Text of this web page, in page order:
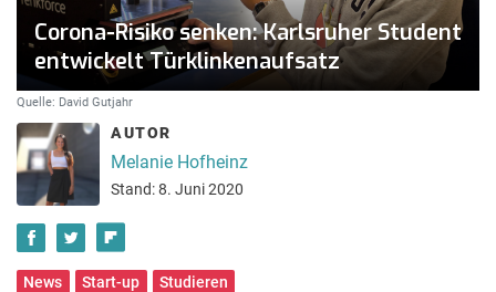
Corona-Risiko senken: Karlsruher Student
entwickelt Türklinkenaufsatz
Quelle: David Gutjahr
AUTOR
Melanie Hofheinz
Stand: 8. Juni 2020
News Start-up Studieren